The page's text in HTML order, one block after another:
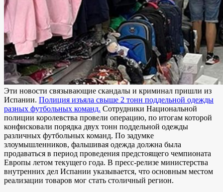
Эти новости связывающие скандалы и криминал пришли из
Испании. Полиция изъяла свыше 2 тонн поддельной одежды
разных футбольных команд. Сотрудники Национальной
полиции королевства провели операцию, по итогам которой
конфисковали порядка двух тонн поддельной одежды
различных футбольных команд. По задумке
злоумышленников, фальшивая одежда должна была
продаваться в период проведения предстоящего чемпионата
Европы летом текущего года. В пресс-релизе министерства
внутренних дел Испании указывается, что основным местом
реализации товаров мог стать столичный регион.